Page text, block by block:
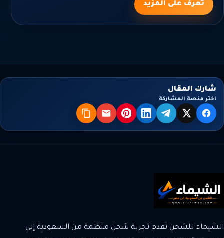
تعرف على المزيد
شارك المقال
اختر منصة المشاركة
فيسبوك
X تيليجراملينكدإنبنترستالبريد نسخ
الشيماء للشحن تقدم تجربة شحن منظمة من السعودية إلى